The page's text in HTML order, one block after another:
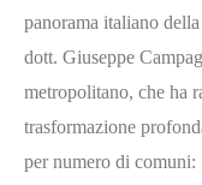
panorama italiano
dott. Giuseppe
metropolitano, che ha
trasformazione
per numero di